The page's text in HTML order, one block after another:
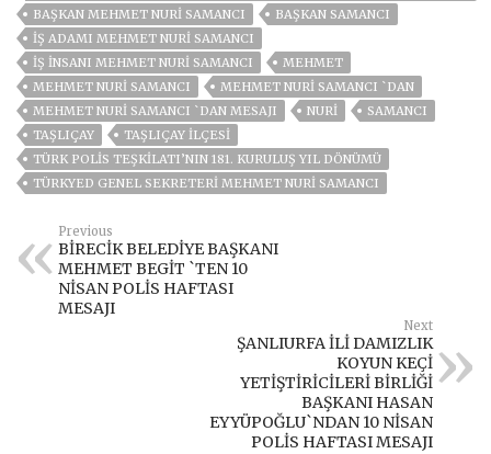
BAŞKAN MEHMET NURI SAMANCI
BAŞKAN SAMANCI
IŞ ADAMI MEHMET NURI SAMANCI
IŞ INSANI MEHMET NURI SAMANCI
MEHMET
MEHMET NURİ SAMANCI
MEHMET NURİ SAMANCI `DAN
MEHMET NURİ SAMANCI `DAN MESAJI
NURI
SAMANCI
TAŞLIÇAY
TAŞLIÇAY ILÇESI
TÜRK POLIS TEŞKILATI’NIN 181. KURULUŞ YIL DÖNÜMÜ
TÜRKYED GENEL SEKRETERI MEHMET NURI SAMANCI
Previous
BİRECİK BELEDİYE BAŞKANI
MEHMET BEGİT `TEN 10
NİSAN POLİS HAFTASI
MESAJI
Next
ŞANLIURFA İLİ DAMIZLIK
KOYUN KEÇİ
YETİŞTİRİCİLERİ BİRLİĞİ
BAŞKANI HASAN
EYYÜPOĞLU`NDAN 10 NİSAN
POLİS HAFTASI MESAJI